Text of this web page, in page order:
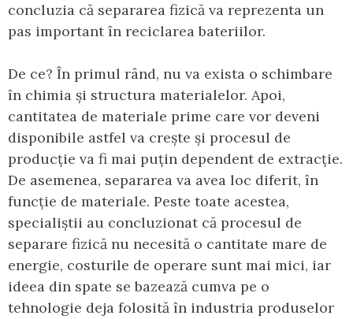
concluzia că separarea fizică va reprezenta un
pas important în reciclarea bateriilor.
De ce? În primul rând, nu va exista o schimbare
în chimia și structura materialelor. Apoi,
cantitatea de materiale prime care vor deveni
disponibile astfel va crește și procesul de
producție va fi mai puțin dependent de extracție.
De asemenea, separarea va avea loc diferit, în
funcție de materiale. Peste toate acestea,
specialiștii au concluzionat că procesul de
separare fizică nu necesită o cantitate mare de
energie, costurile de operare sunt mai mici, iar
ideea din spate se bazează cumva pe o
tehnologie deja folosită în industria produselor